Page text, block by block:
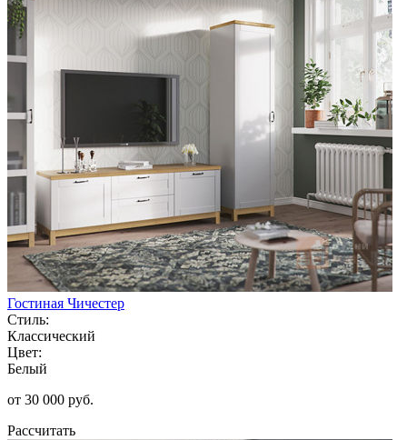
Гостиная Чичестер
Стиль:
Классический
Цвет:
Белый
от 30 000 руб.
Рассчитать